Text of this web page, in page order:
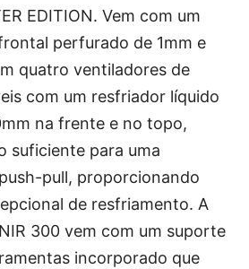
EDITION. Vem com um
perfurado de 1mm e
quatro ventiladores de
com um resfriador líquido
na frente e no topo,
suficiente para uma
pull, proporcionando
de resfriamento. A
300 vem com um suporte
incorporado que